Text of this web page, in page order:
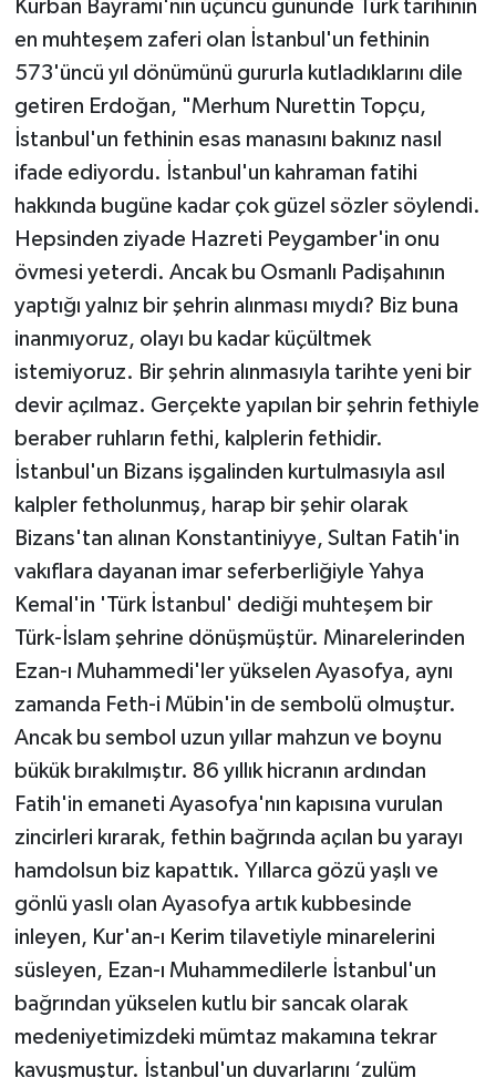
Kurban Bayramı'nın üçüncü gününde Türk tarihinin
en muhteşem zaferi olan İstanbul'un fethinin
573'üncü yıl dönümünü gururla kutladıklarını dile
getiren Erdoğan, "Merhum Nurettin Topçu,
İstanbul'un fethinin esas manasını bakınız nasıl
ifade ediyordu. İstanbul'un kahraman fatihi
hakkında bugüne kadar çok güzel sözler söylendi.
Hepsinden ziyade Hazreti Peygamber'in onu
övmesi yeterdi. Ancak bu Osmanlı Padişahının
yaptığı yalnız bir şehrin alınması mıydı? Biz buna
inanmıyoruz, olayı bu kadar küçültmek
istemiyoruz. Bir şehrin alınmasıyla tarihte yeni bir
devir açılmaz. Gerçekte yapılan bir şehrin fethiyle
beraber ruhların fethi, kalplerin fethidir.
İstanbul'un Bizans işgalinden kurtulmasıyla asıl
kalpler fetholunmuş, harap bir şehir olarak
Bizans'tan alınan Konstantiniyye, Sultan Fatih'in
vakıflara dayanan imar seferberliğiyle Yahya
Kemal'in 'Türk İstanbul' dediği muhteşem bir
Türk-İslam şehrine dönüşmüştür. Minarelerinden
Ezan-ı Muhammedi'ler yükselen Ayasofya, aynı
zamanda Feth-i Mübin'in de sembolü olmuştur.
Ancak bu sembol uzun yıllar mahzun ve boynu
bükük bırakılmıştır. 86 yıllık hicranın ardından
Fatih'in emaneti Ayasofya'nın kapısına vurulan
zincirleri kırarak, fethin bağrında açılan bu yarayı
hamdolsun biz kapattık. Yıllarca gözü yaşlı ve
gönlü yaslı olan Ayasofya artık kubbesinde
inleyen, Kur'an-ı Kerim tilavetiyle minarelerini
süsleyen, Ezan-ı Muhammedilerle İstanbul'un
bağrından yükselen kutlu bir sancak olarak
medeniyetimizdeki mümtaz makamına tekrar
kavuşmuştur. İstanbul'un duvarlarını ‘zulüm